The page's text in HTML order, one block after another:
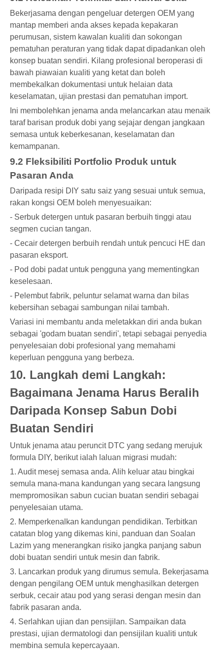
Bekerjasama dengan pengeluar detergen OEM yang
mantap memberi anda akses kepada kepakaran
perumusan, sistem kawalan kualiti dan sokongan
pematuhan peraturan yang tidak dapat dipadankan oleh
konsep buatan sendiri. Kilang profesional beroperasi di
bawah piawaian kualiti yang ketat dan boleh
membekalkan dokumentasi untuk helaian data
keselamatan, ujian prestasi dan pematuhan import.
Ini membolehkan jenama anda melancarkan atau menaik
taraf barisan produk dobi yang sejajar dengan jangkaan
semasa untuk keberkesanan, keselamatan dan
kemampanan.
9.2 Fleksibiliti Portfolio Produk untuk
Pasaran Anda
Daripada resipi DIY satu saiz yang sesuai untuk semua,
rakan kongsi OEM boleh menyesuaikan:
- Serbuk detergen untuk pasaran berbuih tinggi atau
segmen cucian tangan.
- Cecair detergen berbuih rendah untuk pencuci HE dan
pasaran eksport.
- Pod dobi padat untuk pengguna yang mementingkan
keselesaan.
- Pelembut fabrik, peluntur selamat warna dan bilas
kebersihan sebagai sambungan nilai tambah.
Variasi ini membantu anda meletakkan diri anda bukan
sebagai 'godam buatan sendiri', tetapi sebagai penyedia
penyelesaian dobi profesional yang memahami
keperluan pengguna yang berbeza.
10. Langkah demi Langkah:
Bagaimana Jenama Harus Beralih
Daripada Konsep Sabun Dobi
Buatan Sendiri
Untuk jenama atau peruncit DTC yang sedang merujuk
formula DIY, berikut ialah laluan migrasi mudah:
1. Audit mesej semasa anda. Alih keluar atau bingkai
semula mana-mana kandungan yang secara langsung
mempromosikan sabun cucian buatan sendiri sebagai
penyelesaian utama.
2. Memperkenalkan kandungan pendidikan. Terbitkan
catatan blog yang dikemas kini, panduan dan Soalan
Lazim yang menerangkan risiko jangka panjang sabun
dobi buatan sendiri untuk mesin dan fabrik.
3. Lancarkan produk yang dirumus semula. Bekerjasama
dengan pengilang OEM untuk menghasilkan detergen
serbuk, cecair atau pod yang serasi dengan mesin dan
fabrik pasaran anda.
4. Serlahkan ujian dan pensijilan. Sampaikan data
prestasi, ujian dermatologi dan pensijilan kualiti untuk
membina semula kepercayaan.